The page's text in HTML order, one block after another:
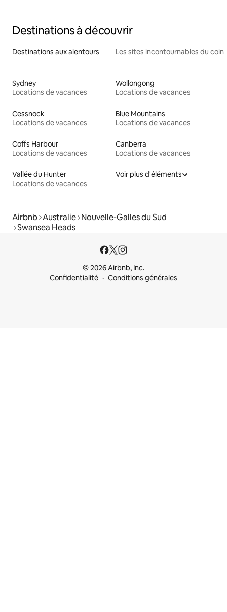
Destinations à découvrir
Destinations aux alentours Les sites incontournables du coin
Sydney
Locations de vacances
Wollongong
Locations de vacances
Cessnock
Locations de vacances
Blue Mountains
Locations de vacances
Coffs Harbour
Locations de vacances
Canberra
Locations de vacances
Vallée du Hunter
Locations de vacances
Voir plus d'éléments
Airbnb Australie Nouvelle-Galles du Sud
Swansea Heads
© 2026 Airbnb, Inc.
Confidentialité
Conditions générales